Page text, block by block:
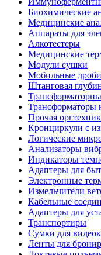
Биохимические
Медицинские
Аппараты для
Алкотестеры
Медицинские
Модули сушки
Мобильные
Штанговая
Трансформаторы
Прочая
Кронциркули с
Логические
Анализаторы
Индикаторы
Адаптеры для
Электронные
Измельчители
Кабельные
Адаптеры для
Транспортиры
Сумки для
Ленты для